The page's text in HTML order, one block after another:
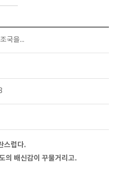
국을...
스럽다.
의 배신감이 꾸물거리고.